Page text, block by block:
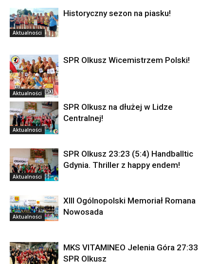
Aktualności
Historyczny sezon na piasku!
Aktualności
SPR Olkusz Wicemistrzem Polski!
Aktualności
SPR Olkusz na dłużej w Lidze
Centralnej!
Aktualności
SPR Olkusz 23:23 (5:4) Handballtic
Gdynia. Thriller z happy endem!
Aktualności
XIII Ogólnopolski Memoriał Romana
Nowosada
MKS VITAMINEO Jelenia Góra 27:33
SPR Olkusz